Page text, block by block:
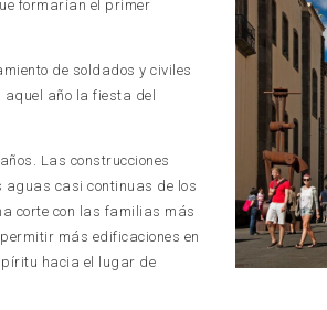
formarían el primer
de soldados y civiles
año la fiesta del
Las construcciones
casi continuas de los
corte con las familias más
más edificaciones en
hacia el lugar de